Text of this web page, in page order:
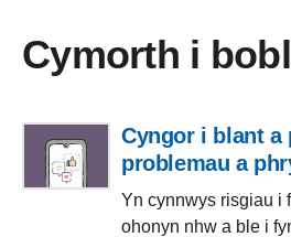
Cymorth i
Cyngor i blant a
problemau a
Yn cynnwys risgiau i
ohonyn nhw a ble i